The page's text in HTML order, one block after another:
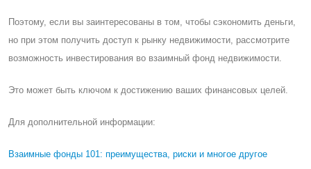
Поэтому, если вы заинтересованы в том, чтобы сэкономить деньги,
но при этом получить доступ к рынку недвижимости, рассмотрите
возможность инвестирования во взаимный фонд недвижимости.
Это может быть ключом к достижению ваших финансовых целей.
Для дополнительной информации:
Взаимные фонды 101: преимущества, риски и многое другое